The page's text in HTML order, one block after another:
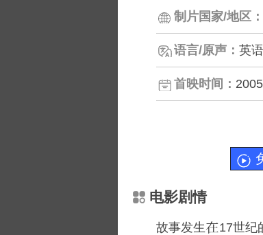
制片国家/地区：
语言/原声： 英
首映时间：
电影剧情
故事发生 17世纪